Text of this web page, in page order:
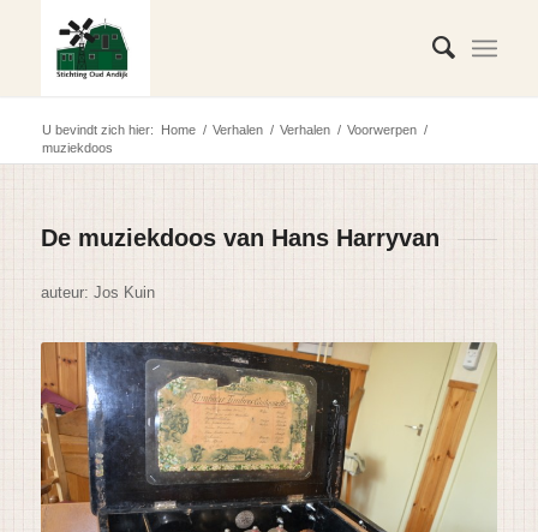
U bevindt zich hier: Home / Verhalen / Verhalen / Voorwerpen /
muziekdoos
De muziekdoos van Hans Harryvan
auteur: Jos Kuin